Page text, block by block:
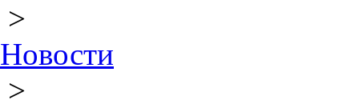
>
Новости
>